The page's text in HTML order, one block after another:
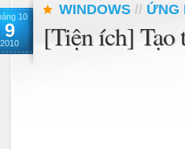
10
9
2010
WINDOWS // ỨNG
[Tiện ích] Tạo